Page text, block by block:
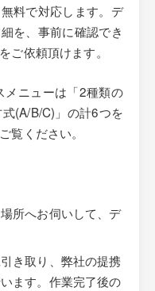
料で対応します。デ
を、事前に確認でき
ご依頼頂けます。
メニューは「2種類の
(A/B/C)」の計6つを
覧ください。
所へお伺いして、デ
き取り、弊社の提携
ます。作業完了後の